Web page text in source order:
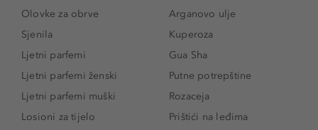
Olovke za obrve
Sjenila
Ljetni parfemi
Ljetni parfemi ženski
Ljetni parfemi muški
Losioni za tijelo
Arganovo ulje
Kuperoza
Gua Sha
Putne potrepštine
Rozaceja
Prištići na leđima